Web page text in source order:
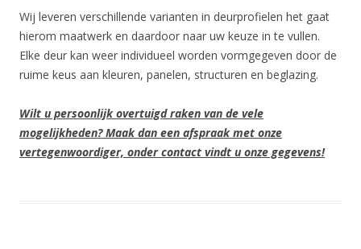
Wij leveren verschillende varianten in deurprofielen het gaat
hierom maatwerk en daardoor naar uw keuze in te vullen.
Elke deur kan weer individueel worden vormgegeven door de
ruime keus aan kleuren, panelen, structuren en beglazing.
Wilt u persoonlijk overtuigd raken van de vele
mogelijkheden? Maak dan een afspraak met onze
vertegenwoordiger, onder contact vindt u onze gegevens!